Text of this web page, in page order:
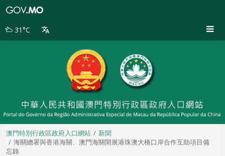
別
31°C
澳門特別行政區政府入口網站
新聞
海關總署與香港海關、澳門海關開展港珠澳大橋口岸合作互助項目備
忘錄